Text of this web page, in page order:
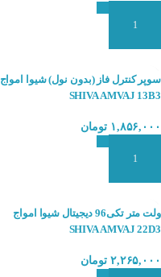
سوپر کنترل فاز (بدون نول) شیوا امواج
SHIVA AMVAJ 13B3
۱,۸۵۶,۰۰۰ تومان
ولت متر تکی96 دیجیتال شیوا امواج
SHIVA AMVAJ 22D3
۲,۲۶۵,۰۰۰ تومان